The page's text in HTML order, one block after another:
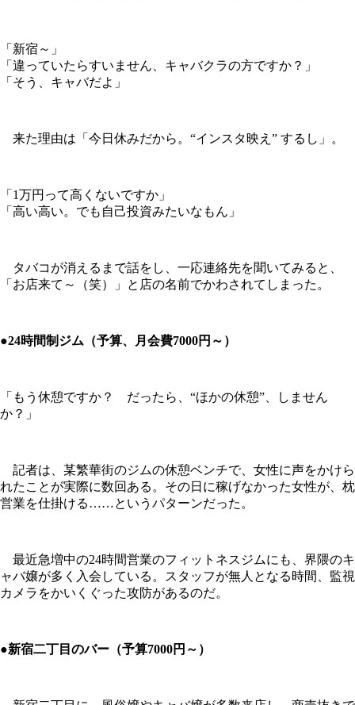
「新宿～」
「違っていたらすいません、キャバクラの方ですか？」
「そう、キャバだよ」
来た理由は「今日休みだから。“インスタ映え” するし」。
「1万円って高くないですか」
「高い高い。でも自己投資みたいなもん」
タバコが消えるまで話をし、一応連絡先を聞いてみると、
「お店来て～（笑）」と店の名前でかわされてしまった。
●24時間制ジム（予算、月会費7000円～）
「もう休憩ですか？ だったら、“ほかの休憩”、しません
か？」
記者は、某繁華街のジムの休憩ベンチで、女性に声をかけら
れたことが実際に数回ある。その日に稼げなかった女性が、枕
営業を仕掛ける……というパターンだった。
最近急増中の24時間営業のフィットネスジムにも、界隈のキ
ャバ嬢が多く入会している。スタッフが無人となる時間、監視
カメラをかいくぐった攻防があるのだ。
●新宿二丁目のバー（予算7000円～）